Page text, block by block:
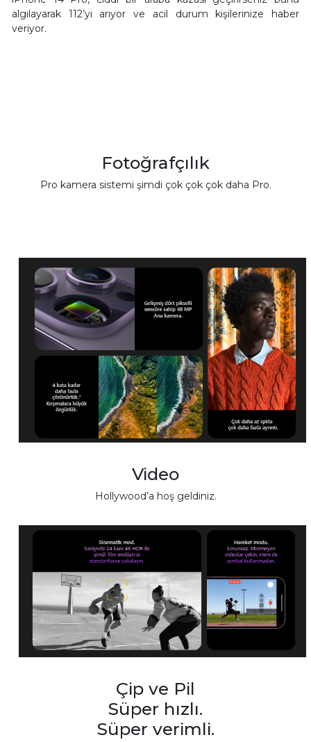
algılayarak 112’yi arıyor ve acil durum kişilerinize haber
veriyor.
Fotoğrafçılık
Pro kamera sistemi şimdi çok çok çok daha Pro.
Video
Hollywood’a hoş geldiniz.
Çip ve Pil
Süper hızlı.
Süper verimli.